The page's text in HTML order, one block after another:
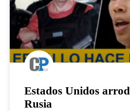
Estados Unidos
Rusia